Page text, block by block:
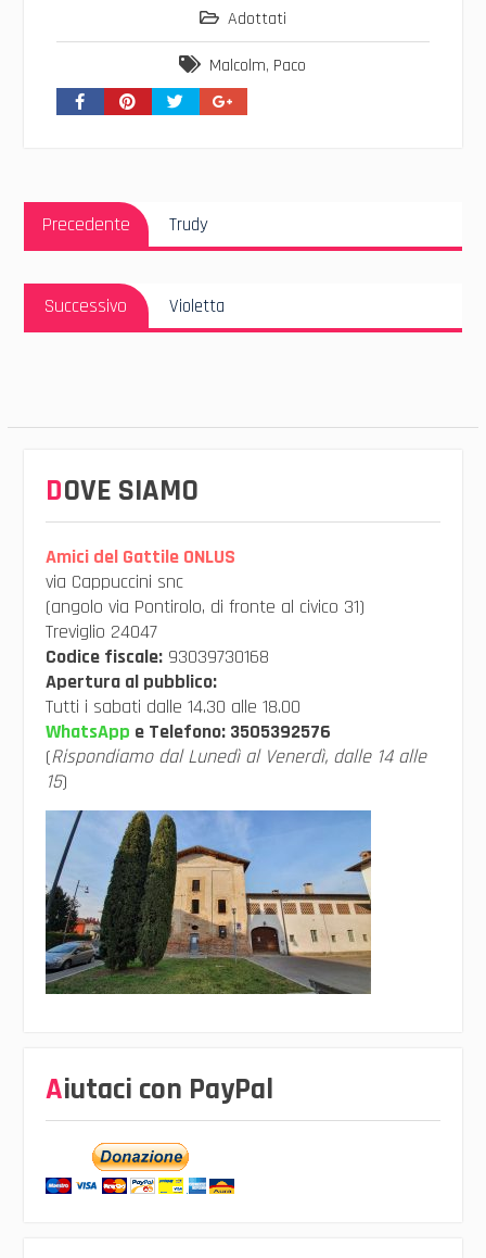
Adottati
Malcolm, Paco
Navigazione
articoli
Precedente
Precedente:
Trudy
Successivo
Successivo:
Violetta
DOVE SIAMO
Amici del Gattile ONLUS
via Cappuccini snc
(angolo via Pontirolo, di fronte al civico 31)
Treviglio 24047
Codice fiscale:93039730168
Apertura al pubblico:
Tutti i sabati dalle 14.30 alle 18.00
WhatsApp e Telefono: 3505392576
(Rispondiamo dal Lunedì al Venerdì, dalle 14 alle
15)
Aiutaci con PayPal